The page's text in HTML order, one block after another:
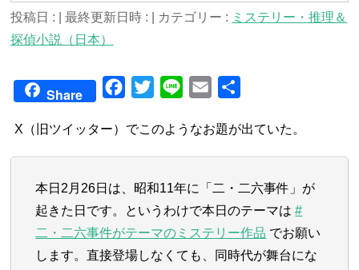
投稿日 : 最終更新日時 : カテゴリー : ミステリー・推理＆
探偵小説（日本）
Share Facebook
Twitter Line Email
X（旧ツイッター）でこのようなお題が出ていた。
本日2月26日は、昭和11年に「二・二六事件」が
起きた日です。というわけで本日のテーマは#
二・二六事件がテーマのミステリー作品 でお願い
します。直接登場しなくても、同時代が舞台にな